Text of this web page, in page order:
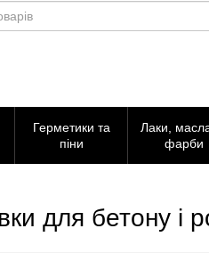
Герметики та
піни
Лаки,
фарби
для бетону і